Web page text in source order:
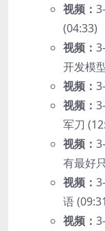
视频：
(04:33)
视频：
开发模
视频：
视频：
军刀
视频：
有最好
视频：
语
视频：